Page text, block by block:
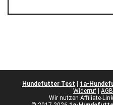
Hundefutter Test 1a-
Widerruf
AGB
Wir nutzen Affiliate-